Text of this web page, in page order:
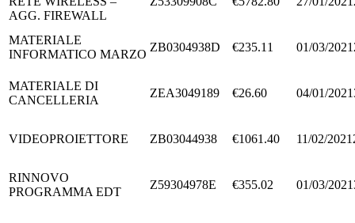
AGG. FIREWALL
MATERIALE
INFORMATICO MARZO
ZB0304938D €235.11 01/03/
MATERIALE DI
CANCELLERIA
ZEA3049189 €26.60 04/01/
VIDEOPROIETTORE ZB03044938 €1061.40 11/02/
RINNOVO
PROGRAMMA EDT
Z59304978E €355.02 01/03/